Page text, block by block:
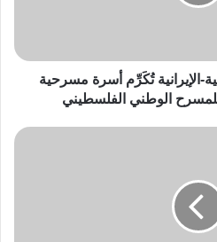
الإيرانية تُكَرِّم أسرة مسرحية
الوطني الفلسطيني